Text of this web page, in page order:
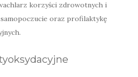
korzyści zdrowotnych i
oraz profilaktykę